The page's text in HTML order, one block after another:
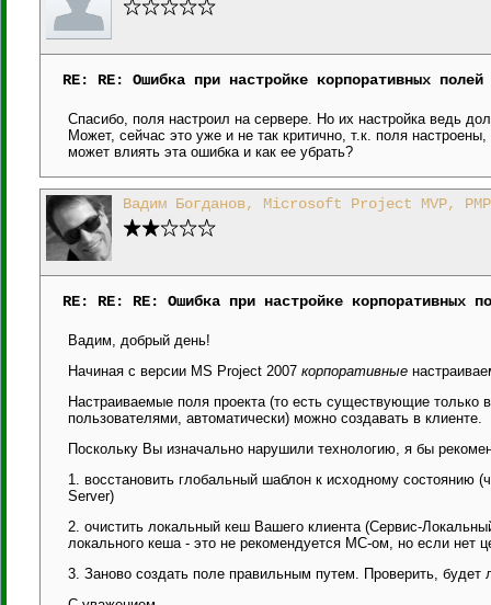
RE: RE: Ошибка при настройке корпоративных
Спасибо, поля настроил на сервере. Но их настройка ведь
Может, сейчас это уже и не так критично, т.к. поля
может влиять эта ошибка и как ее убрать?
Вадим Богданов, Microsoft Project MVP,
RE: RE: RE: Ошибка при настройке корпоративных
Вадим, добрый день!
Начиная с версии MS Project 2007 корпоративные
Настраиваемые поля проекта (то есть существующие
пользователями, автоматически) можно создавать в клиенте.
Поскольку Вы изначально нарушили технологию, я бы
1. восстановить глобальный шаблон к исходному состоянию
Server)
2. очистить локальный кеш Вашего клиента (Сервис-
локального кеша - это не рекомендуется МС-ом, но если нет
3. Заново создать поле правильным путем. Проверить, будет